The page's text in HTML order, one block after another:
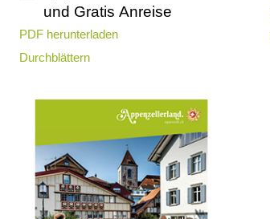
und Gratis Anreise
PDF herunterladen
Durchblättern